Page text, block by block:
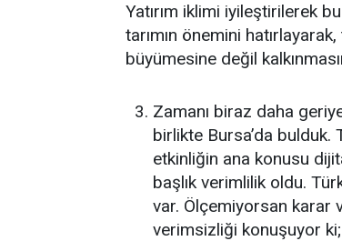
Yatırım iklimi iyileştirilerek
tarımın önemini
büyümesine değil
Zamanı biraz daha
birlikte Bursa’da
etkinliğin ana konusu
başlık verimlilik oldu.
var. Ölçemiyorsan karar
verimsizliği konuşuyor